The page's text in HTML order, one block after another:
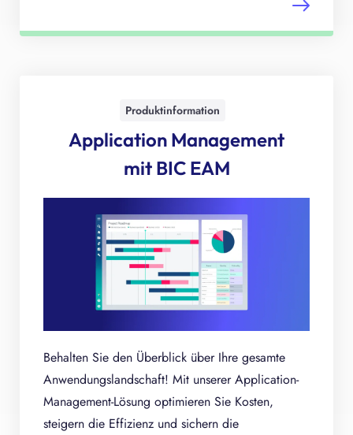
Produktinformation
Application Management
mit BIC EAM
Behalten Sie den Überblick über Ihre gesamte
Anwendungslandschaft! Mit unserer Application-
Management-Lösung optimieren Sie Kosten,
steigern die Effizienz und sichern die